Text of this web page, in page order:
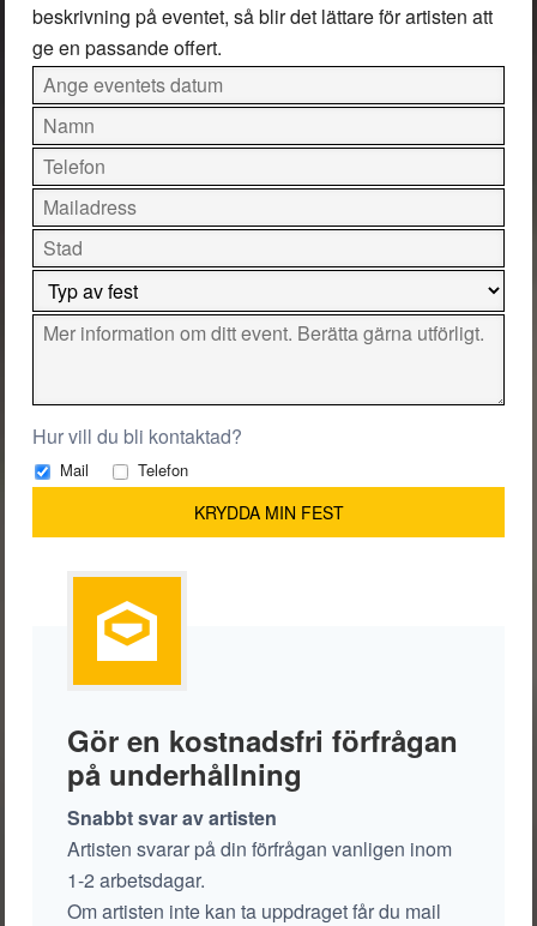
beskrivning på eventet, så blir det lättare för artisten att
ge en passande offert.
Hur vill du bli kontaktad?
Mail Telefon
Gör en kostnadsfri förfrågan
på underhållning
Snabbt svar av artisten
Artisten svarar på din förfrågan vanligen inom
1-2 arbetsdagar.
Om artisten inte kan ta uppdraget får du mail